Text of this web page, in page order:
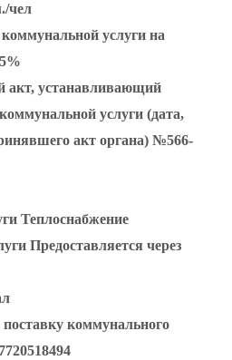
чел
услуги на
акт, устанавливающий
услуги (дата,
акт органа) №566-
Теплоснабжение
Предоставляется через
коммунального